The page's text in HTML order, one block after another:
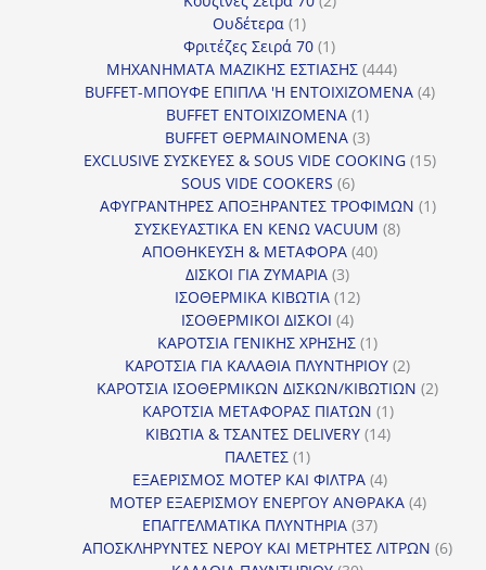
Ουδέτερα 11
προϊόν
Φριτέζες Σειρά 70 11
προϊόν
ΜΗΧΑΝΗΜΑΤΑ ΜΑΖΙΚΗΣ ΕΣΤΙΑΣΗΣ 444444
προϊόντα
BUFFET-ΜΠΟΥΦΕ ΕΠΙΠΛΑ 'Η ΕΝΤΟΙΧΙΖΟΜΕΝΑ 44
BUFFET ΕΝΤΟΙΧΙΖΟΜΕΝΑ 11
προϊόν
BUFFET ΘΕΡΜΑΙΝΟΜΕΝΑ 33
προϊόντα
EXCLUSIVE ΣΥΣΚΕΥΕΣ & SOUS VIDE COOKING 1515
SOUS VIDE COOKERS 66
προϊόντα
ΑΦΥΓΡΑΝΤΗΡΕΣ ΑΠΟΞΗΡΑΝΤΕΣ ΤΡΟΦΙΜΩΝ 11
ΣΥΣΚΕΥΑΣΤΙΚΑ ΕΝ ΚΕΝΩ VACUUM 88
ΑΠΟΘΗΚΕΥΣΗ & ΜΕΤΑΦΟΡΑ 4040
ΔΙΣΚΟΙ ΓΙΑ ΖΥΜΑΡΙΑ 33
προϊόντα
ΙΣΟΘΕΡΜΙΚΑ ΚΙΒΩΤΙΑ 1212
ΙΣΟΘΕΡΜΙΚΟΙ ΔΙΣΚΟΙ 44
προϊόντα
ΚΑΡΟΤΣΙΑ ΓΕΝΙΚΗΣ ΧΡΗΣΗΣ 11
προϊόν
ΚΑΡΟΤΣΙΑ ΓΙΑ ΚΑΛΑΘΙΑ ΠΛΥΝΤΗΡΙΟΥ 22
προϊόντα
ΚΑΡΟΤΣΙΑ ΙΣΟΘΕΡΜΙΚΩΝ ΔΙΣΚΩΝ/ΚΙΒΩΤΙΩΝ 22
ΚΑΡΟΤΣΙΑ ΜΕΤΑΦΟΡΑΣ ΠΙΑΤΩΝ 11
προϊόν
ΚΙΒΩΤΙΑ & ΤΣΑΝΤΕΣ DELIVERY 1414
ΠΑΛΕΤΕΣ 11
προϊόν
ΕΞΑΕΡΙΣΜΟΣ ΜΟΤΕΡ ΚΑΙ ΦΙΛΤΡΑ 44
προϊόντα
ΜΟΤΕΡ ΕΞΑΕΡΙΣΜΟΥ ΕΝΕΡΓΟΥ ΑΝΘΡΑΚΑ 44
ΕΠΑΓΓΕΛΜΑΤΙΚΑ ΠΛΥΝΤΗΡΙΑ 3737
προϊόντα
ΑΠΟΣΚΛΗΡΥΝΤΕΣ ΝΕΡΟΥ ΚΑΙ ΜΕΤΡΗΤΕΣ ΛΙΤΡΩΝ 66